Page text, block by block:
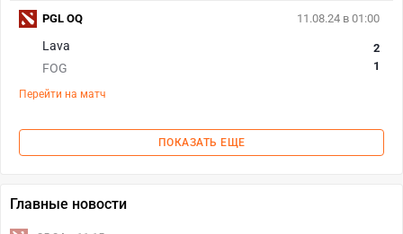
11.08.24 в 01:00
Lava
FOG
2
1
Перейти на матч
PGL OQ
ПОКАЗАТЬ ЕЩЕ
Главные новости